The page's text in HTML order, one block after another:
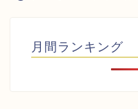
月間ランキング